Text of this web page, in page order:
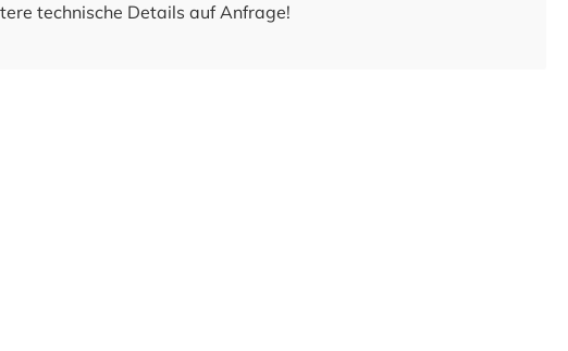
technische Details auf Anfrage!